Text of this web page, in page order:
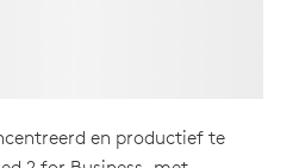
en productief te